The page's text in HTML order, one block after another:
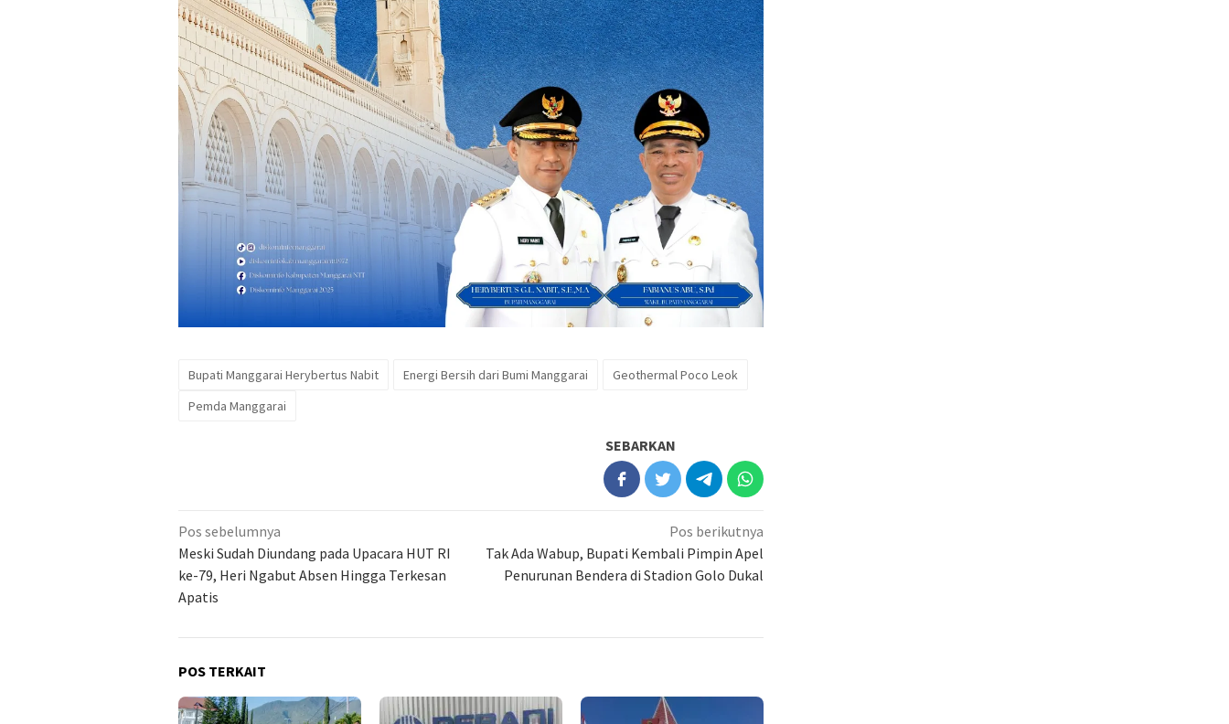
Bupati Manggarai Herybertus Nabit Energi Bersih dari Bumi Manggarai
Geothermal Poco Leok
Pemda Manggarai
SEBARKAN
Navigasi
pos
Pos sebelumnya
Meski Sudah Diundang pada Upacara HUT RI
ke-79, Heri Ngabut Absen Hingga Terkesan
Apatis
Pos berikutnya
Tak Ada Wabup, Bupati Kembali Pimpin Apel
Penurunan Bendera di Stadion Golo Dukal
POS TERKAIT